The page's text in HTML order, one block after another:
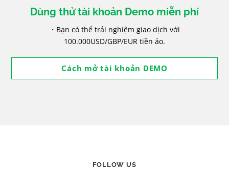
Dùng thử tài khoản Demo miễn phí
・Bạn có thể trải nghiệm giao dịch với
100.000USD/GBP/EUR tiền ảo.
Cách mở tài khoản DEMO
FOLLOW US